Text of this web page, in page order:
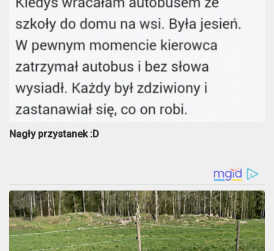
Nagły przystanek :D